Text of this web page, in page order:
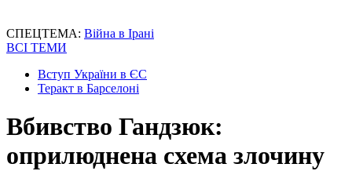
СПЕЦТЕМА: Війна в Ірані
ВСІ ТЕМИ
Вступ України в ЄС
Теракт в Барселоні
Вбивство Гандзюк:
оприлюднена схема злочину